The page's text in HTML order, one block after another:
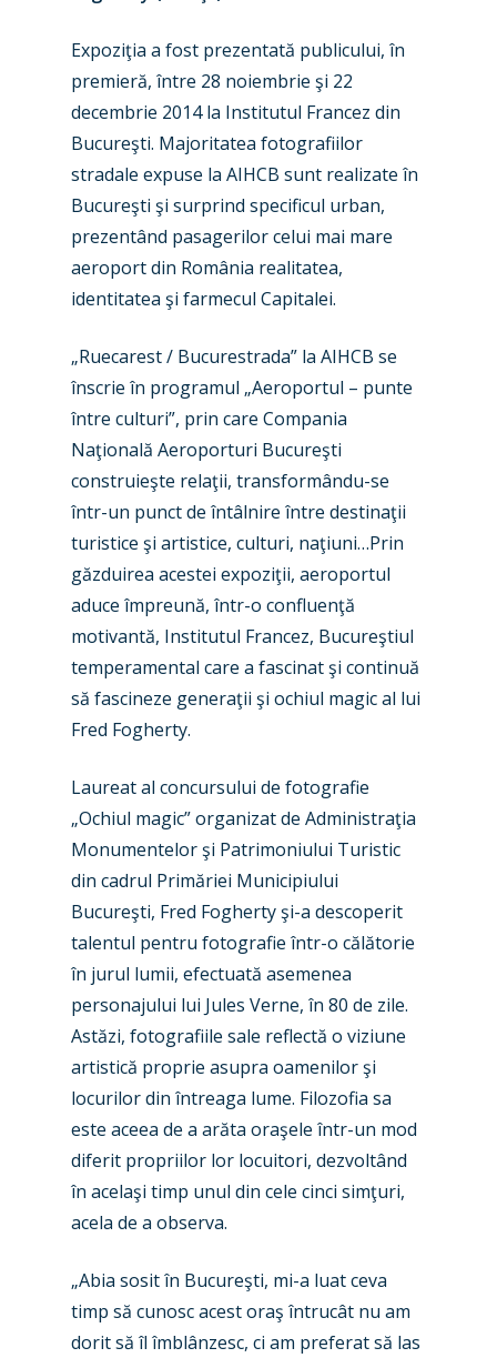
Expoziţia a fost prezentată publicului, în
premieră, între 28 noiembrie şi 22
decembrie 2014 la Institutul Francez din
Bucureşti. Majoritatea fotografiilor
stradale expuse la AIHCB sunt realizate în
Bucureşti şi surprind specificul urban,
prezentând pasagerilor celui mai mare
aeroport din România realitatea,
identitatea şi farmecul Capitalei.
„Ruecarest / Bucurestrada” la AIHCB se
înscrie în programul „Aeroportul – punte
între culturi”, prin care Compania
Naţională Aeroporturi Bucureşti
construieşte relaţii, transformându-se
într-un punct de întâlnire între destinaţii
turistice şi artistice, culturi, naţiuni…Prin
găzduirea acestei expoziţii, aeroportul
aduce împreună, într-o confluenţă
motivantă, Institutul Francez, Bucureştiul
temperamental care a fascinat şi continuă
să fascineze generaţii şi ochiul magic al lui
Fred Fogherty.
Laureat al concursului de fotografie
„Ochiul magic” organizat de Administraţia
Monumentelor şi Patrimoniului Turistic
din cadrul Primăriei Municipiului
Bucureşti, Fred Fogherty şi-a descoperit
talentul pentru fotografie într-o călătorie
în jurul lumii, efectuată asemenea
personajului lui Jules Verne, în 80 de zile.
Astăzi, fotografiile sale reflectă o viziune
artistică proprie asupra oamenilor şi
locurilor din întreaga lume. Filozofia sa
este aceea de a arăta oraşele într-un mod
diferit propriilor lor locuitori, dezvoltând
în acelaşi timp unul din cele cinci simţuri,
acela de a observa.
„Abia sosit în Bucureşti, mi-a luat ceva
timp să cunosc acest oraş întrucât nu am
dorit să îl îmblânzesc, ci am preferat să las
New Routes
Industry
Accidents / Incidents
Airshows
Paris 2025
Farnborough 2024
Military
Trip Reports